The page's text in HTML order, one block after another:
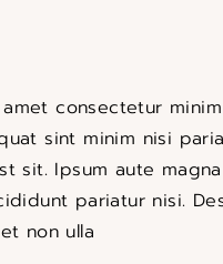
consectetur
sint minim nisi
sit. Ipsum aute
pariatur nisi.
non ulla